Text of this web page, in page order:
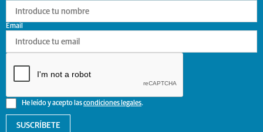
He leído y acepto lascondiciones legales.
Email
SUSCRÍBETE